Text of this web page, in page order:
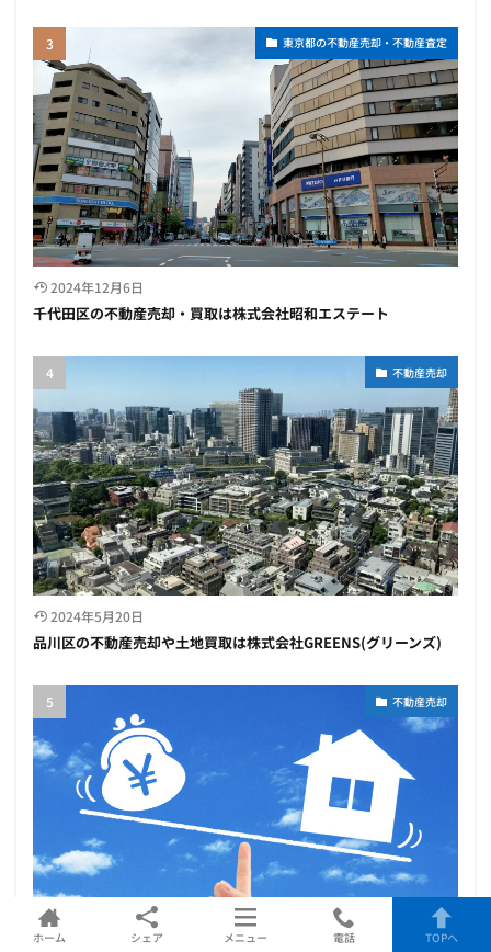
東京都の不動産売却・不動産査定
2024年12月6日
千代田区の不動産売却・買取は株式会社昭和エステート
不動産売却
2024年5月20日
品川区の不動産売却や土地買取は株式会社GREENS(グリーンズ)
不動産売却
2025年3月23日
ホーム シェア メニュー 電話 TOPへ